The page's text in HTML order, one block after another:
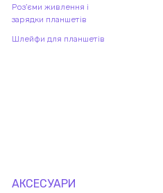
Роз'єми живлення і
зарядки планшетів
Шлейфи для планшетів
АКСЕСУАРИ